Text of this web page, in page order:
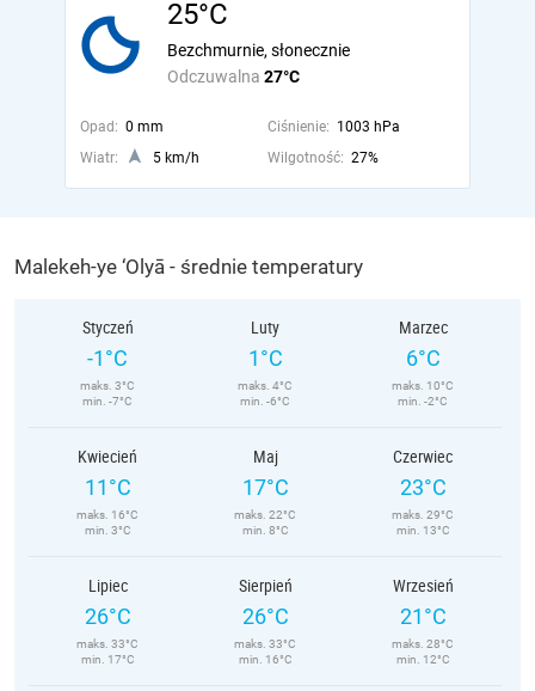
25°C
Odczuwalna 27°C
Bezchmurnie, słonecznie
Opad: 0 mm Ciśnienie: 1003 hPa
Wiatr:
5 km/h Wilgotność: 27%
Malekeh-ye ‘Olyā - średnie temperatury
Styczeń
-1°C
maks. 3°C
min. -7°C
Luty
1°C
maks. 4°C
min. -6°C
Marzec
6°C
maks. 10°C
min. -2°C
Kwiecień
11°C
maks. 16°C
min. 3°C
Maj
17°C
maks. 22°C
min. 8°C
Czerwiec
23°C
maks. 29°C
min. 13°C
Lipiec
26°C
maks. 33°C
min. 17°C
Sierpień
26°C
maks. 33°C
min. 16°C
Wrzesień
21°C
maks. 28°C
min. 12°C